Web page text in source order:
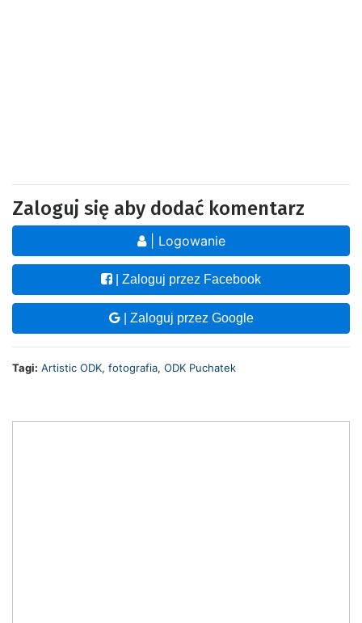
Zaloguj się aby dodać komentarz
| Logowanie
| Zaloguj przez Facebook
| Zaloguj przez Google
Tagi: Artistic ODK, fotografia, ODK Puchatek